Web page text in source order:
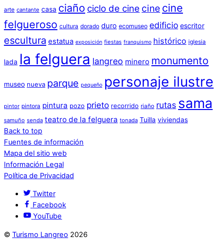
arte cantante casa ciaño ciclo de cine cine cine
felgueroso cultura dorado duro ecomuseo edificio escritor
escultura estatua exposición fiestas franquismo histórico iglesia
lada la felguera langreo minero monumento
museo nueva parque pequeño personaje ilustre
pintor pintora pintura pozo prieto recorrido riaño rutas sama
samuño senda teatro de la felguera tonada Tuilla viviendas
Back to top
Fuentes de información
Mapa del sitio web
Información Legal
Política de Privacidad
Twitter
Facebook
YouTube
© Turismo Langreo 2026